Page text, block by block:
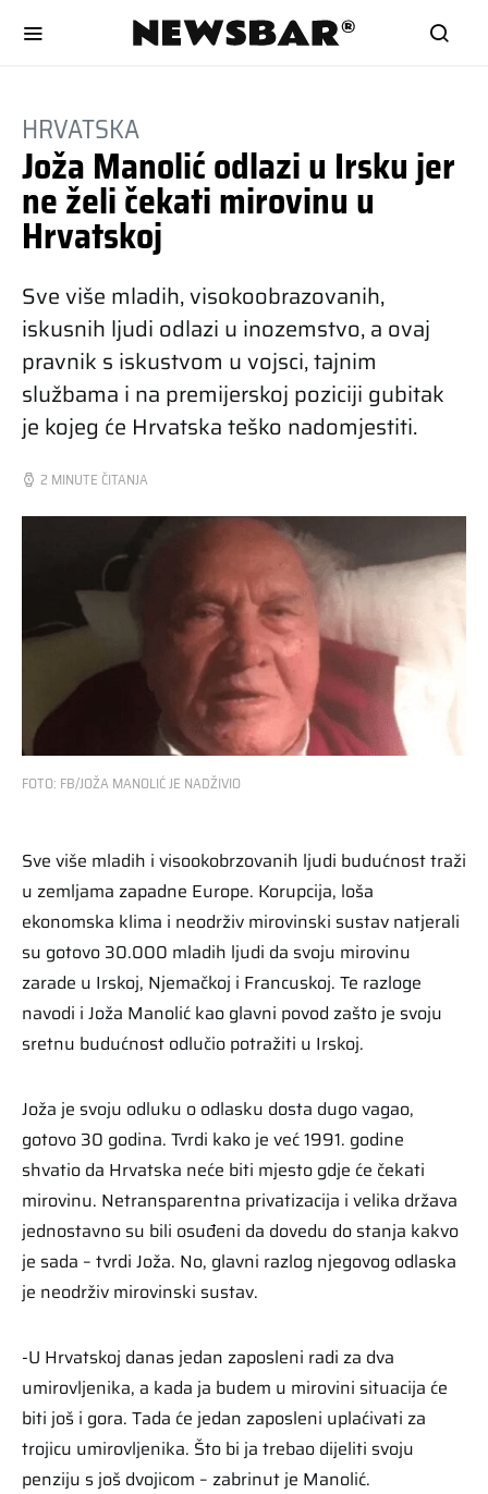
HRVATSKA
Joža Manolić odlazi u Irsku jer
ne želi čekati mirovinu u
Hrvatskoj
Sve više mladih, visokoobrazovanih,
iskusnih ljudi odlazi u inozemstvo, a ovaj
pravnik s iskustvom u vojsci, tajnim
službama i na premijerskoj poziciji gubitak
je kojeg će Hrvatska teško nadomjestiti.
2 MINUTE ČITANJA
FOTO: FB/JOŽA MANOLIĆ JE NADŽIVIO
Sve više mladih i visookobrzovanih ljudi budućnost traži
u zemljama zapadne Europe. Korupcija, loša
ekonomska klima i neodrživ mirovinski sustav natjerali
su gotovo 30.000 mladih ljudi da svoju mirovinu
zarade u Irskoj, Njemačkoj i Francuskoj. Te razloge
navodi i Joža Manolić kao glavni povod zašto je svoju
sretnu budućnost odlučio potražiti u Irskoj.
Joža je svoju odluku o odlasku dosta dugo vagao,
gotovo 30 godina. Tvrdi kako je već 1991. godine
shvatio da Hrvatska neće biti mjesto gdje će čekati
mirovinu. Netransparentna privatizacija i velika država
jednostavno su bili osuđeni da dovedu do stanja kakvo
je sada – tvrdi Joža. No, glavni razlog njegovog odlaska
je neodrživ mirovinski sustav.
-U Hrvatskoj danas jedan zaposleni radi za dva
umirovljenika, a kada ja budem u mirovini situacija će
biti još i gora. Tada će jedan zaposleni uplaćivati za
trojicu umirovljenika. Što bi ja trebao dijeliti svoju
penziju s još dvojicom – zabrinut je Manolić.